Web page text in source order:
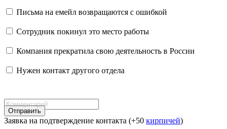
Письма на емейл возвращаются с ошибкой
Сотрудник покинул это место работы
Компания прекратила свою деятельность в России
Нужен контакт другого отдела
Отправить
Заявка на подтверждение контакта (+50 кирпичей)